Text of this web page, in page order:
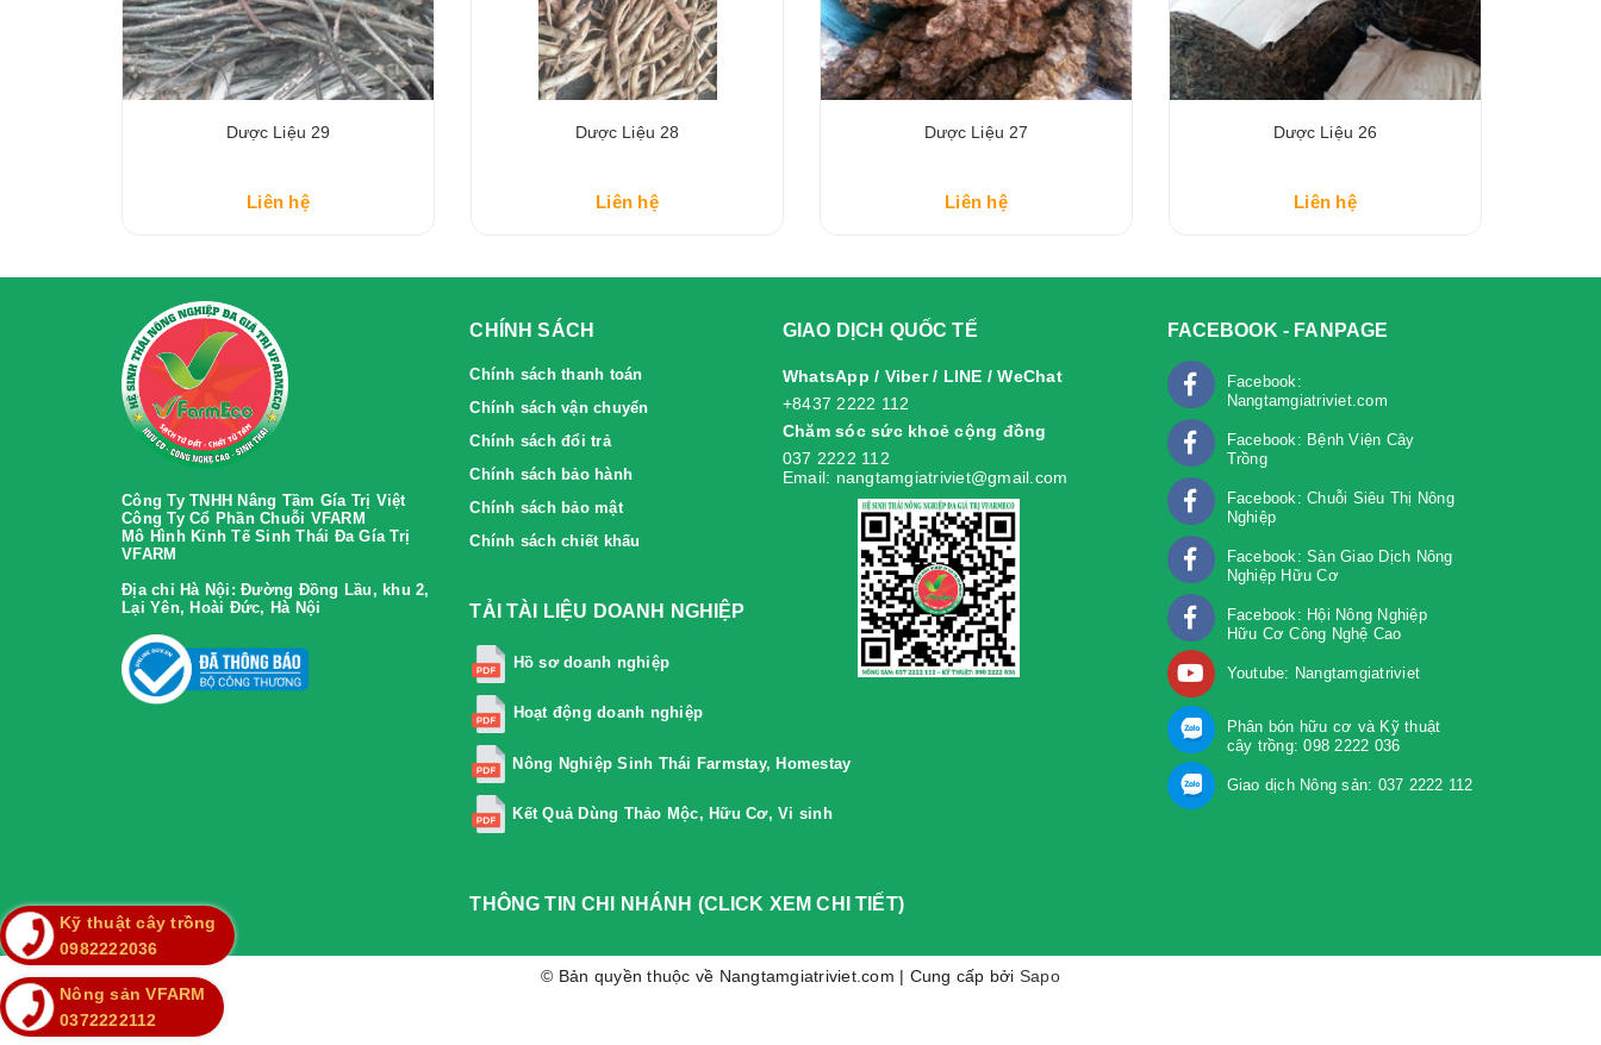
Dược Liệu 29
Liên hệ
Dược Liệu 28
Liên hệ
Dược Liệu 27
Liên hệ
Dược Liệu 26
Liên hệ
Công Ty TNHH Nâng Tầm Gía Trị Việt
Công Ty Cổ Phần Chuỗi VFARM
Mô Hình Kinh Tế Sinh Thái Đa Gía Trị
VFARM
Địa chỉ Hà Nội: Đường Đồng Lầu, khu 2,
Lại Yên, Hoài Đức, Hà Nội
CHÍNH SÁCH
Chính sách thanh toán
Chính sách vận chuyển
Chính sách đổi trả
Chính sách bảo hành
Chính sách bảo mật
Chính sách chiết khấu
TẢI TÀI LIỆU DOANH NGHIỆP
Hồ sơ doanh nghiệp
Hoạt động doanh nghiệp
Nông Nghiệp Sinh Thái Farmstay, Homestay
Kết Quả Dùng Thảo Mộc, Hữu Cơ, Vi sinh
GIAO DỊCH QUỐC TẾ
WhatsApp / Viber / LINE / WeChat
+8437 2222 112
Chăm sóc sức khoẻ cộng đồng
037 2222 112
Email: nangtamgiatriviet@gmail.com
THÔNG TIN CHI NHÁNH (CLICK XEM CHI TIẾT)
FACEBOOK - FANPAGE
Facebook:
Nangtamgiatriviet.com
Facebook: Bệnh Viện Cây
Trồng
Facebook: Chuỗi Siêu Thị Nông
Nghiệp
Facebook: Sàn Giao Dịch Nông
Nghiệp Hữu Cơ
Facebook: Hội Nông Nghiệp
Hữu Cơ Công Nghệ Cao
Youtube: Nangtamgiatriviet
Phân bón hữu cơ và Kỹ thuật
cây trồng: 098 2222 036
Giao dịch Nông sản: 037 2222 112
© Bản quyền thuộc về Nangtamgiatriviet.com | Cung cấp bởi Sapo
Nông sản VFARM
0372222112
Kỹ thuật cây trồng
0982222036